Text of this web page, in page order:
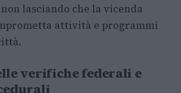
lasciando che la vicenda
attività e programmi
verifiche federali e